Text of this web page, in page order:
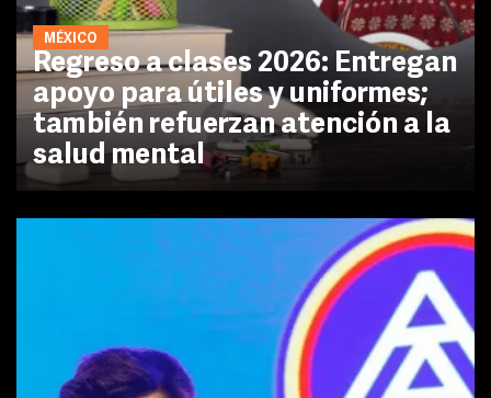
MÉXICO
Regreso a clases 2026: Entregan
apoyo para útiles y uniformes;
también refuerzan atención a la
salud mental